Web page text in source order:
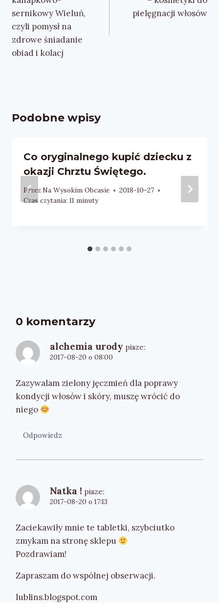
sernikowy Wieluń,
czyli pomysł na
zdrowe śniadanie
obiad i kolacj
pielęgnacji włosów
Podobne wpisy
Co oryginalnego kupić dziecku z
okazji Chrztu Świętego.
Przez Na Wysokim Obcasie
2018-10-27
Czas czytania: 11 minuty
0 komentarzy
alchemia urody pisze:
2017-08-20 o 08:00
Zazywalam zielony jęczmień dla poprawy
kondycji włosów i skóry, muszę wrócić do
niego
Odpowiedz
Natka ! pisze:
2017-08-20 o 17:13
Zaciekawiły mnie te tabletki, szybciutko
zmykam na stronę sklepu
Pozdrawiam!
Zapraszam do wspólnej obserwacji.
lublins.blogspot.com